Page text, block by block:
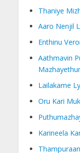
Thaniye
Aaro Nenjil
Enthinu
Aathmavin
Lailakame
Oru Kari
Karineela